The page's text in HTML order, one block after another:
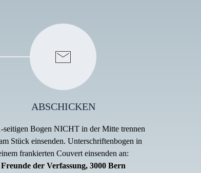
ABSCHICKEN
seitigen Bogen NICHT in der Mitte trennen
Stück einsenden. Unterschriftenbogen in
frankierten Couvert einsenden an:
Freunde der Verfassung, 3000 Bern